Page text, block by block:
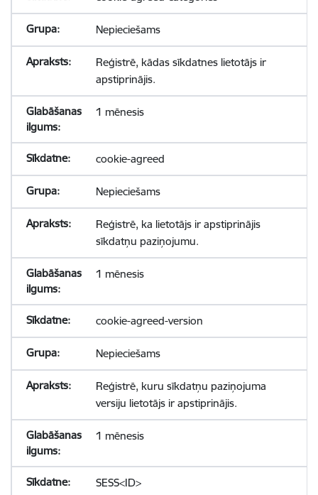
Nepieciešams
Reģistrē, kādas sīkdatnes lietotājs ir
apstiprinājis.
1 mēnesis
cookie-agreed
Nepieciešams
Reģistrē, ka lietotājs ir apstiprinājis
sīkdatņu paziņojumu.
1 mēnesis
cookie-agreed-version
Nepieciešams
Reģistrē, kuru sīkdatņu paziņojuma
versiju lietotājs ir apstiprinājis.
1 mēnesis
SESS<ID>